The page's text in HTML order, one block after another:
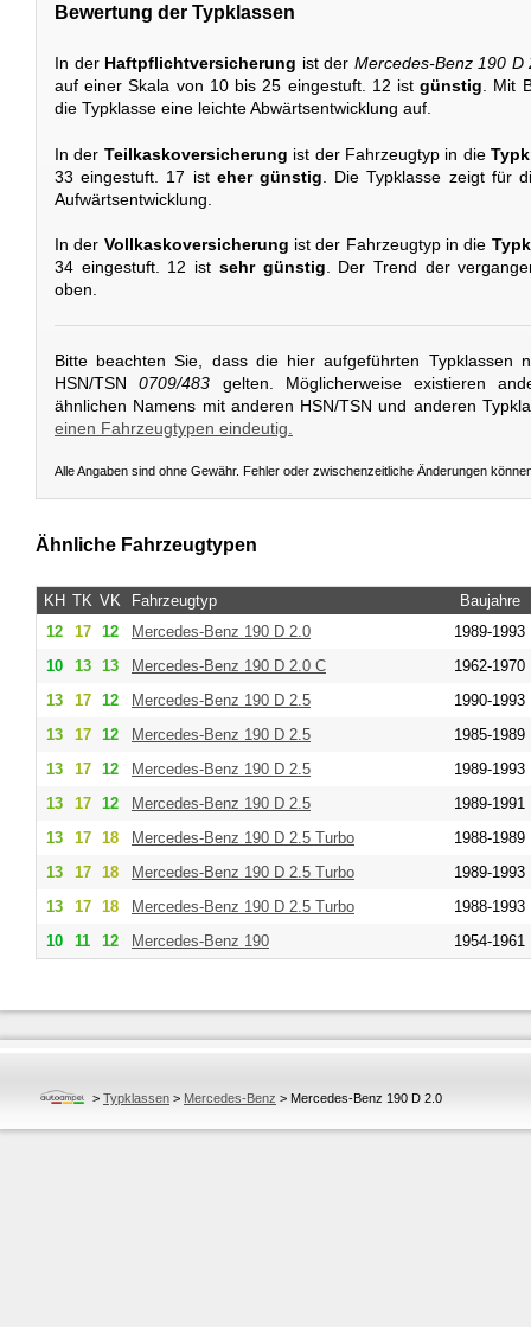
Bewertung der Typklassen
In der Haftpflichtversicherung ist der Mercedes-Benz 190 D
auf einer Skala von 10 bis 25 eingestuft. 12 istgünstig . Mit
die Typklasse eine leichte Abwärtsentwicklung auf.
In der Teilkaskoversicherung ist der Fahrzeugtyp in die
33 eingestuft. 17 ist eher günstig . Die Typklasse zeigt für
Aufwärtsentwicklung.
In der Vollkaskoversicherung ist der Fahrzeugtyp in die
34 eingestuft. 12 ist sehr günstig. Der Trend der
oben.
Bitte beachten Sie, dass die hier aufgeführten Typklassen
HSN/TSN0709/483 gelten. Möglicherweise existieren
ähnlichen Namens mit anderen HSN/TSN und anderen
einen Fahrzeugtypen eindeutig.
Alle Angaben sind ohne Gewähr. Fehler oder zwischenzeitliche Änderungen
Ähnliche Fahrzeugtypen
KH TK VK Fahrzeugtyp
Baujahre
12
17 12 Mercedes-Benz 190 D 2.0
1989-1993
10
13 13 Mercedes-Benz 190 D 2.0 C
1962-1970
13
17 12 Mercedes-Benz 190 D 2.5
1990-1993
13
17 12 Mercedes-Benz 190 D 2.5
1985-1989
13
17 12 Mercedes-Benz 190 D 2.5
1989-1993
13
17 12 Mercedes-Benz 190 D 2.5
1989-1991
13
17 18 Mercedes-Benz 190 D 2.5 Turbo
1988-1989
13
17 18 Mercedes-Benz 190 D 2.5 Turbo
1989-1993
13
17 18 Mercedes-Benz 190 D 2.5 Turbo
1988-1993
10
11 12 Mercedes-Benz 190 1954-1961
> Typklassen > Mercedes-Benz > Mercedes-Benz 190 D 2.0